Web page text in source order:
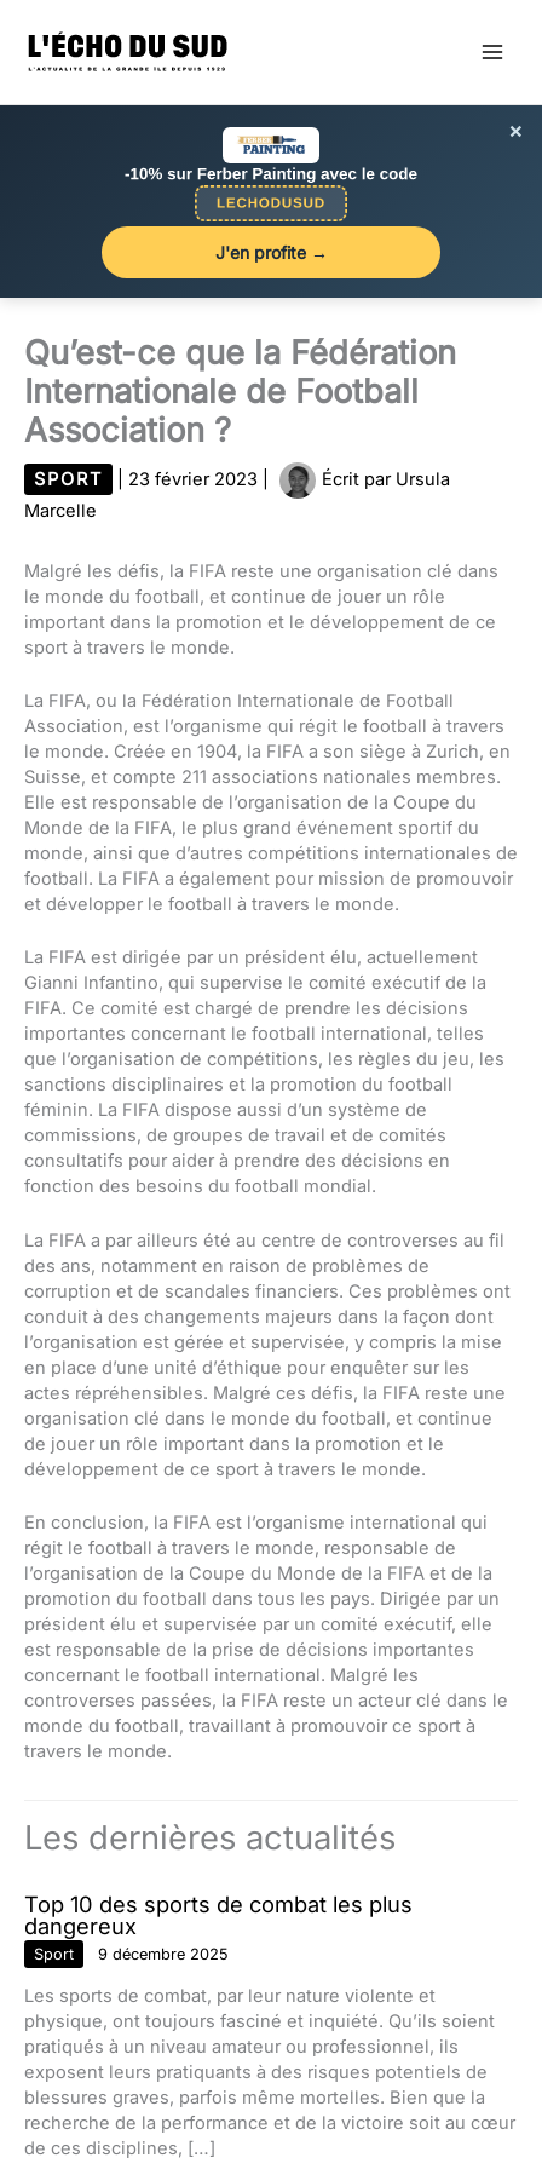
contenu
×
J'en profite →
Qu’est-ce que la Fédération
Internationale de Football
Association ?
SPORT 23 février 2023 Écrit par Ursula
Marcelle
Malgré les défis, la FIFA reste une organisation clé dans
le monde du football, et continue de jouer un rôle
important dans la promotion et le développement de ce
sport à travers le monde.
La FIFA, ou la Fédération Internationale de Football
Association, est l’organisme qui régit le football à travers
le monde. Créée en 1904, la FIFA a son siège à Zurich, en
Suisse, et compte 211 associations nationales membres.
Elle est responsable de l’organisation de la Coupe du
Monde de la FIFA, le plus grand événement sportif du
monde, ainsi que d’autres compétitions internationales de
football. La FIFA a également pour mission de promouvoir
et développer le football à travers le monde.
La FIFA est dirigée par un président élu, actuellement
Gianni Infantino, qui supervise le comité exécutif de la
FIFA. Ce comité est chargé de prendre les décisions
importantes concernant le football international, telles
que l’organisation de compétitions, les règles du jeu, les
sanctions disciplinaires et la promotion du football
féminin. La FIFA dispose aussi d’un système de
commissions, de groupes de travail et de comités
consultatifs pour aider à prendre des décisions en
fonction des besoins du football mondial.
La FIFA a par ailleurs été au centre de controverses au fil
des ans, notamment en raison de problèmes de
corruption et de scandales financiers. Ces problèmes ont
conduit à des changements majeurs dans la façon dont
l’organisation est gérée et supervisée, y compris la mise
en place d’une unité d’éthique pour enquêter sur les
actes répréhensibles. Malgré ces défis, la FIFA reste une
organisation clé dans le monde du football, et continue
de jouer un rôle important dans la promotion et le
développement de ce sport à travers le monde.
En conclusion, la FIFA est l’organisme international qui
régit le football à travers le monde, responsable de
l’organisation de la Coupe du Monde de la FIFA et de la
promotion du football dans tous les pays. Dirigée par un
président élu et supervisée par un comité exécutif, elle
est responsable de la prise de décisions importantes
concernant le football international. Malgré les
controverses passées, la FIFA reste un acteur clé dans le
monde du football, travaillant à promouvoir ce sport à
travers le monde.
Les dernières actualités
Top 10 des sports de combat les plus
dangereux
Sport 9 décembre 2025
Les sports de combat, par leur nature violente et
physique, ont toujours fasciné et inquiété. Qu’ils soient
pratiqués à un niveau amateur ou professionnel, ils
exposent leurs pratiquants à des risques potentiels de
blessures graves, parfois même mortelles. Bien que la
recherche de la performance et de la victoire soit au cœur
de ces disciplines, […]